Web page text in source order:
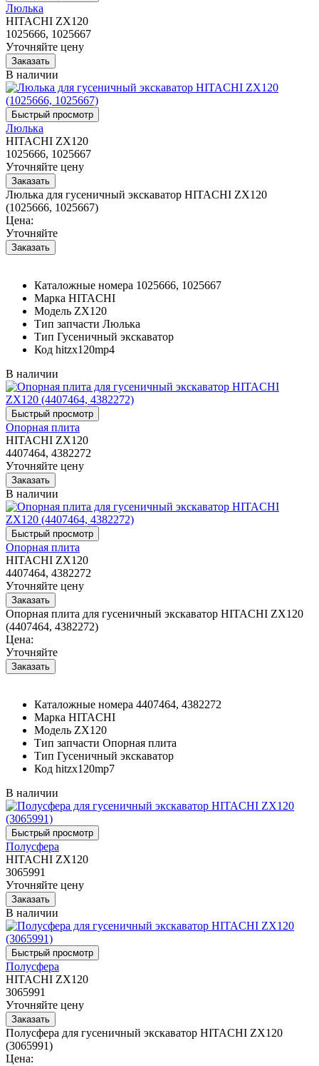
Люлька
HITACHI ZX120
1025666, 1025667
Уточняйте цену
В наличии
Люлька
HITACHI ZX120
1025666, 1025667
Уточняйте цену
Люлька для гусеничный экскаватор HITACHI ZX120
(1025666, 1025667)
Цена:
Уточняйте
Каталожные номера 1025666, 1025667
Марка HITACHI
Модель ZX120
Тип запчасти Люлька
Тип Гусеничный экскаватор
Код hitzx120mp4
В наличии
Опорная плита
HITACHI ZX120
4407464, 4382272
Уточняйте цену
В наличии
Опорная плита
HITACHI ZX120
4407464, 4382272
Уточняйте цену
Опорная плита для гусеничный экскаватор HITACHI ZX120
(4407464, 4382272)
Цена:
Уточняйте
Каталожные номера 4407464, 4382272
Марка HITACHI
Модель ZX120
Тип запчасти Опорная плита
Тип Гусеничный экскаватор
Код hitzx120mp7
В наличии
Полусфера
HITACHI ZX120
3065991
Уточняйте цену
В наличии
Полусфера
HITACHI ZX120
3065991
Уточняйте цену
Полусфера для гусеничный экскаватор HITACHI ZX120
(3065991)
Цена: